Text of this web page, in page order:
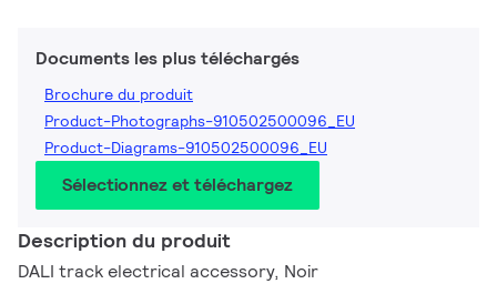
Documents les plus téléchargés
Brochure du produit
Product-Photographs-910502500096_EU
Product-Diagrams-910502500096_EU
Sélectionnez et téléchargez
Description du produit
DALI track electrical accessory, Noir